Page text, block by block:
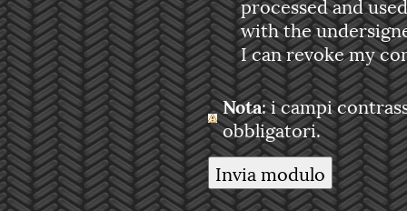
processed and
with the
I can revoke my
Nota : i campi
obbligatori.